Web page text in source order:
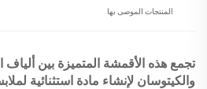
المنتجات الموصى بها
تجمع هذه الأقمشة المتميزة بين ألياف
والكيتوسان لإنشاء مادة استثنائية